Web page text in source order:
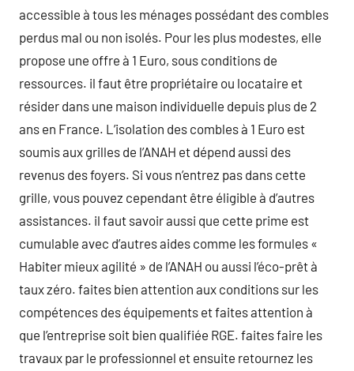
accessible à tous les ménages possédant des combles
perdus mal ou non isolés. Pour les plus modestes, elle
propose une offre à 1 Euro, sous conditions de
ressources. il faut être propriétaire ou locataire et
résider dans une maison individuelle depuis plus de 2
ans en France. L’isolation des combles à 1 Euro est
soumis aux grilles de l’ANAH et dépend aussi des
revenus des foyers. Si vous n’entrez pas dans cette
grille, vous pouvez cependant être éligible à d’autres
assistances. il faut savoir aussi que cette prime est
cumulable avec d’autres aides comme les formules «
Habiter mieux agilité » de l’ANAH ou aussi l’éco-prêt à
taux zéro. faites bien attention aux conditions sur les
compétences des équipements et faites attention à
que l’entreprise soit bien qualifiée RGE. faites faire les
travaux par le professionnel et ensuite retournez les